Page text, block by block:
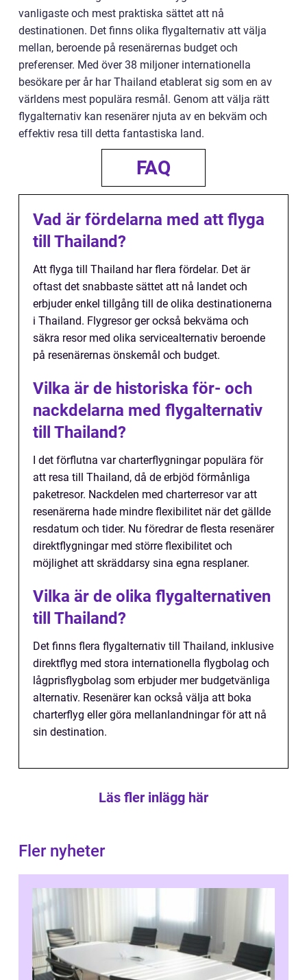
vanligaste och mest praktiska sättet att nå
destinationen. Det finns olika flygalternativ att välja
mellan, beroende på resenärernas budget och
preferenser. Med över 38 miljoner internationella
besökare per år har Thailand etablerat sig som en av
världens mest populära resmål. Genom att välja rätt
flygalternativ kan resenärer njuta av en bekväm och
effektiv resa till detta fantastiska land.
FAQ
Vad är fördelarna med att flyga
till Thailand?
Att flyga till Thailand har flera fördelar. Det är
oftast det snabbaste sättet att nå landet och
erbjuder enkel tillgång till de olika destinationerna
i Thailand. Flygresor ger också bekväma och
säkra resor med olika servicealternativ beroende
på resenärernas önskemål och budget.
Vilka är de historiska för- och
nackdelarna med flygalternativ
till Thailand?
I det förflutna var charterflygningar populära för
att resa till Thailand, då de erbjöd förmånliga
paketresor. Nackdelen med charterresor var att
resenärerna hade mindre flexibilitet när det gällde
resdatum och tider. Nu föredrar de flesta resenärer
direktflygningar med större flexibilitet och
möjlighet att skräddarsy sina egna resplaner.
Vilka är de olika flygalternativen
till Thailand?
Det finns flera flygalternativ till Thailand, inklusive
direktflyg med stora internationella flygbolag och
lågprisflygbolag som erbjuder mer budgetvänliga
alternativ. Resenärer kan också välja att boka
charterflyg eller göra mellanlandningar för att nå
sin destination.
Läs fler inlägg här
Fler nyheter